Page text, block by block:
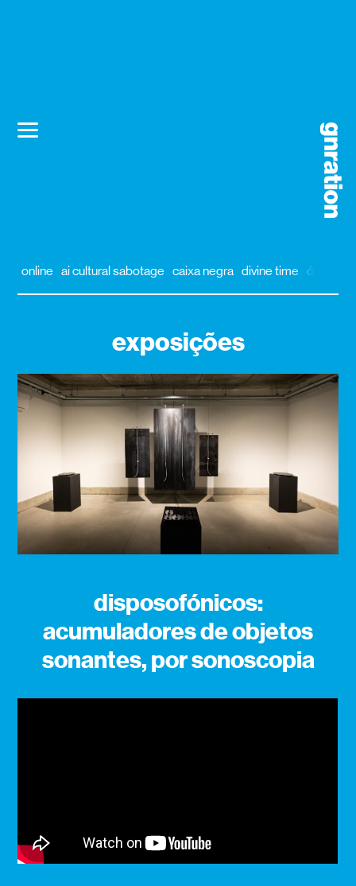
online ai cultural sabotage caixa negra divine time órbita
exposições
disposofónicos:
acumuladores de objetos
sonantes, por sonoscopia